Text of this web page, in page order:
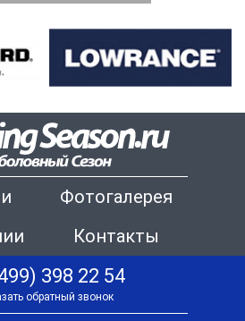
Фотогалерея
Контакты
398 22 54
обратный звонок